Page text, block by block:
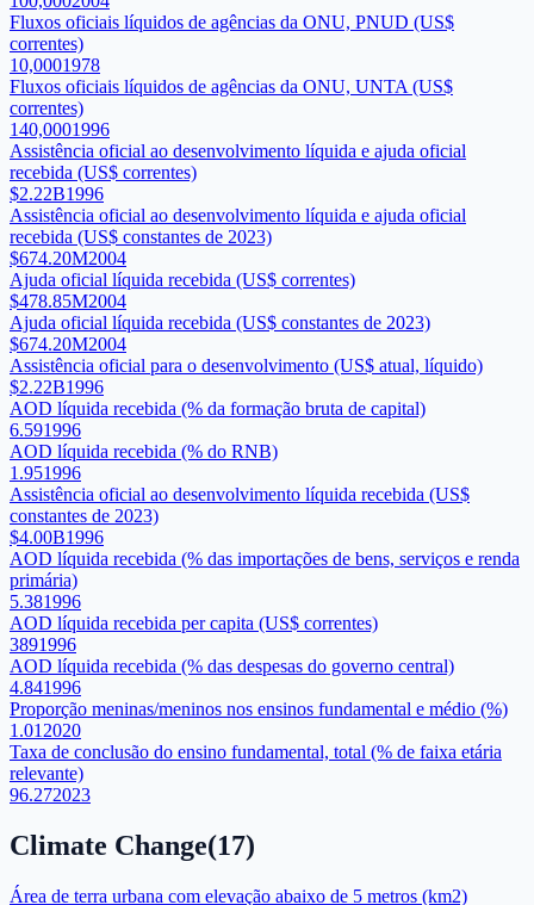
Fluxos oficiais líquidos de agências da ONU, PNUD (US$
correntes)
10,0001978
Fluxos oficiais líquidos de agências da ONU, UNTA (US$
correntes)
140,0001996
Assistência oficial ao desenvolvimento líquida e ajuda oficial
recebida (US$ correntes)
$2.22B1996
Assistência oficial ao desenvolvimento líquida e ajuda oficial
recebida (US$ constantes de 2023)
$674.20M2004
Ajuda oficial líquida recebida (US$ correntes)
$478.85M2004
Ajuda oficial líquida recebida (US$ constantes de 2023)
$674.20M2004
Assistência oficial para o desenvolvimento (US$ atual, líquido)
$2.22B1996
AOD líquida recebida (% da formação bruta de capital)
6.591996
AOD líquida recebida (% do RNB)
1.951996
Assistência oficial ao desenvolvimento líquida recebida (US$
constantes de 2023)
$4.00B1996
AOD líquida recebida (% das importações de bens, serviços e renda
primária)
5.381996
AOD líquida recebida per capita (US$ correntes)
3891996
AOD líquida recebida (% das despesas do governo central)
4.841996
Proporção meninas/meninos nos ensinos fundamental e médio (%)
1.01 2020
Taxa de conclusão do ensino fundamental, total (% de faixa etária
relevante)
96.272023
Climate Change(17)
Área de terra urbana com elevação abaixo de 5 metros (km2)